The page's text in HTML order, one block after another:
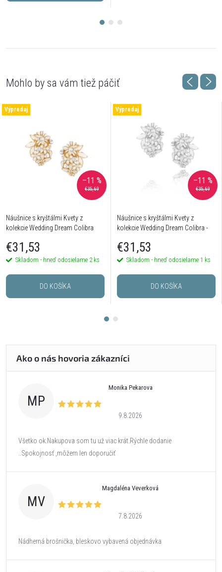
Výpredaj
€35,69
–11 %
Náušnice s kryštálmi Kvety z
kolekcie Wedding Dream Colibra
€31,53
Skladom - hneď odosielame 2 ks
DO KOŠÍKA
Výpredaj
€35,69
–11 %
Náušnice s kryštálmi Kvety z
kolekcie Wedding Dream Colibra -
€31,53
Skladom - hneď odosielame 1 ks
DO KOŠÍKA
MP
Monika Pekarova
9.8.2026
Všetko ok.Nakupova som tu už viac krát.Rýchle dodanie
..Spokojnosť ,môžem len doporučiť
MV
Magdaléna Veverková
7.8.2026
Nádherná brošnička, bleskovo vybavená objednávka